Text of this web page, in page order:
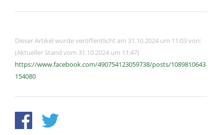
Dieser Artikel wurde veröffentlicht am 31.10.2024 um 11:03 von:
(Aktueller Stand vom 31.10.2024 um 11:47)
https://www.facebook.com/490754123059738/posts/1089810643
154080